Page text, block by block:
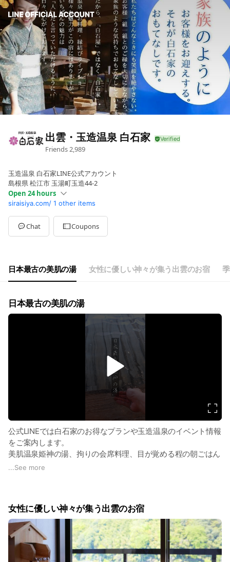
出雲・玉造温泉 白石家
Friends2,989
玉造温泉 白石家LINE公式アカウント
島根県 松江市 玉湯町玉造44-2
Open 24 hours
Sun00:00 - 00:00
Mon00:00 - 00:00
Tue00:00 - 00:00
Wed00:00 - 00:00
Sat 00:00 - 00:00
siraisiya.com/ 1 other items
Chat Coupons
日本最古の美肌の湯 女性に優しい神々が集う出雲のお宿
日本最古の美肌の湯
e
公式LINEでは白石家のお得なプランや玉造温泉のイベント情報
をご案内します。
美肌温泉姫神の湯、拘りの会席料理、目が覚める程の朝ごはん
館内の美しい生け花、癒しの青と白のエステ、
お客様を家族のようにお迎えする。それが白石家のおもてなし
の心です。
白石家でキュン旅しましょう♪
...See more
女性に優しい神々が集う出雲のお宿